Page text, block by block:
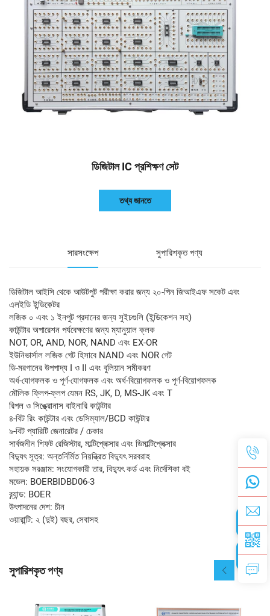
ডিজিটাল IC প্রশিক্ষণ সেট
তথ্য জানতে
সারসংক্ষেপ সুপারিশকৃত পণ্য
ডিজিটাল আইসি থেকে আউটপুট পরীক্ষা করার জন্য ২০-পিন জিআইএফ সকেট এবং
এলইডি ইন্ডিকেটর
লজিক ০ এবং ১ ইনপুট প্রদানের জন্য সুইচগুলি (ইন্ডিকেশন সহ)
কাউন্টার অপারেশন পর্যবেক্ষণের জন্য ম্যানুয়াল ক্লক
NOT, OR, AND, NOR, NAND এবং EX-OR
ইউনিভার্সাল লজিক গেট হিসাবে NAND এবং NOR গেট
ডি-মরগানের উপপাদ্য I ও II এবং বুলিয়ান সমীকরণ
অর্ধ-যোগফলক ও পূর্ণ-যোগফলক এবং অর্ধ-বিয়োগফলক ও পূর্ণ-বিয়োগফলক
মৌলিক ফ্লিপ-ফ্লপ যেমন RS, JK, D, MS-JK এবং T
রিপল ও সিঙ্ক্রোনাস বাইনারি কাউন্টার
৪-বিট রিং কাউন্টার এবং ডেসিম্যাল/BCD কাউন্টার
৯-বিট প্যারিটি জেনারেটর / চেকার
সার্বজনীন শিফট রেজিস্টার, মাল্টিপ্লেক্সার এবং ডিমাল্টিপ্লেক্সার
বিদ্যুৎ সূত্র: অন্তর্নির্মিত নিয়ন্ত্রিত বিদ্যুৎ সরবরাহ
সহায়ক সরঞ্জাম: সংযোগকারী তার, বিদ্যুৎ কর্ড এবং নির্দেশিকা বই
মডেল: BOERBIDBD06-3
ব্র্যান্ড: BOER
উৎপাদনের দেশ: চীন
ওয়ারান্টি: ২ (দুই) বছর, সেবাসহ
সুপারিশকৃত পণ্য